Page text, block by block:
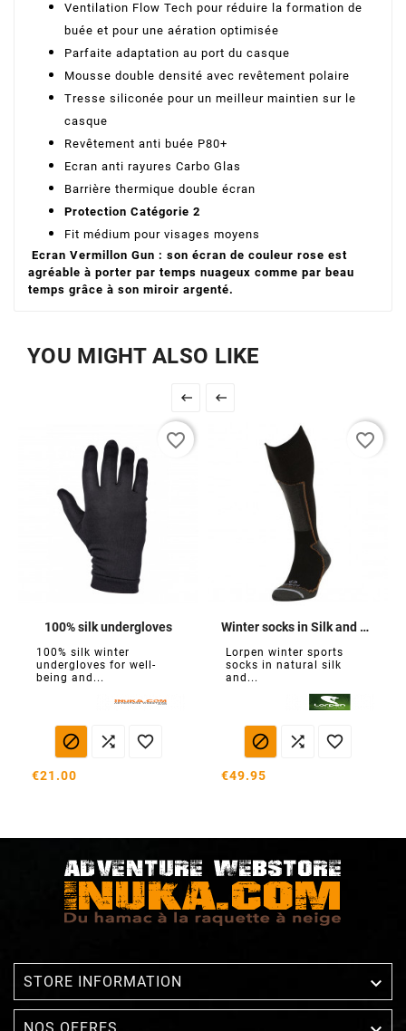
Ventilation Flow Tech pour réduire la formation de
buée et pour une aération optimisée
Parfaite adaptation au port du casque
Mousse double densité avec revêtement polaire
Tresse siliconée pour un meilleur maintien sur le
casque
Revêtement anti buée P80+
Ecran anti rayures Carbo Glas
Barrière thermique double écran
Protection Catégorie 2
Fit médium pour visages moyens
Ecran Vermillon Gun : son écran de couleur rose est
agréable à porter par temps nuageux comme par beau
temps grâce à son miroir argenté.
YOU MIGHT ALSO LIKE
 
100% silk undergloves
100% silk winter
undergloves for well-
being and...
  
€21.00
favorite_border
Winter socks in Silk and Thermolite
Lorpen winter sports
socks in natural silk
and...
  
€49.95
favorite_border
STORE INFORMATION 